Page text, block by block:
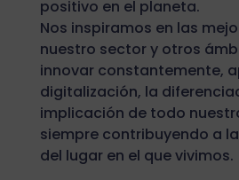
positivo en el planeta.
Nos inspiramos en las
nuestro sector y otros
innovar constantemente,
digitalización, la
implicación de todo
siempre contribuyendo a
del lugar en el que vivimos.